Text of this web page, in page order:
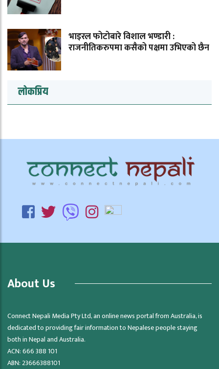
भाइरल फोटोबारे विशाल भण्डारी :
राजनीतिकरुपमा कसैको पक्षमा उभिएको छैन
लोकप्रिय
About Us
Connect Nepali Media Pty Ltd, an online news portal from Australia, is
dedicated to providing fair information to Nepalese people staying
both in Nepal and Australia.
ACN: 666 388 101
ABN: 23666388101